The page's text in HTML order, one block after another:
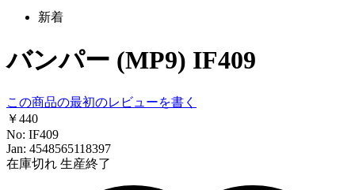
新着
バンパー (MP9) IF409
この商品の最初のレビューを書く
￥440
No: IF409
Jan: 4548565118397
在庫切れ 生産終了